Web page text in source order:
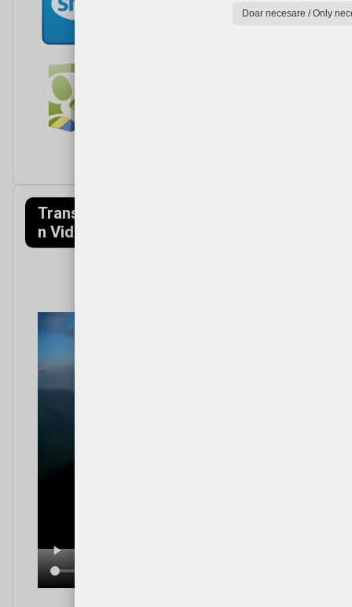
Transfagarasa
n Video
Doar necesare / Only